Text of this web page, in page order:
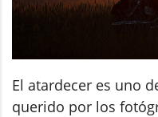
El atardecer es uno
querido por los